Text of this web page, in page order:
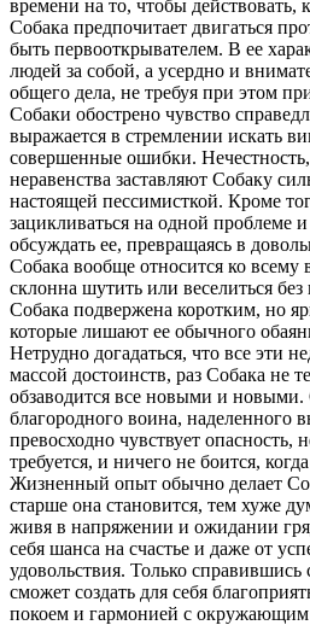
времени на то, чтобы действовать,
Собака предпочитает двигаться
быть первооткрывателем. В ее
людей за собой, а усердно и
общего дела, не требуя при этом
Собаки обострено чувство
выражается в стремлении искать
совершенные ошибки.
неравенства заставляют Собаку
настоящей пессимисткой. Кроме
зацикливаться на одной проблеме
обсуждать ее, превращаясь в
Собака вообще относится ко всему
склонна шутить или веселиться
Собака подвержена коротким, но
которые лишают ее обычного
Нетрудно догадаться, что все эти
массой достоинств, раз Собака не
обзаводится все новыми и
благородного воина, наделенного
превосходно чувствует опасность,
требуется, и ничего не боится,
Жизненный опыт обычно делает
старше она становится, тем хуже
живя в напряжении и ожидании
себя шанса на счастье и даже от
удовольствия. Только
сможет создать для себя
покоем и гармонией с